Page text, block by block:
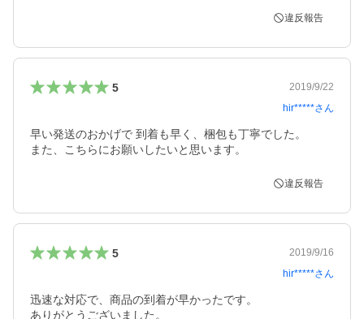
違反報告
5
2019/9/22
hir*****さん
早い発送のおかげで 到着も早く、梱包も丁寧でした。
また、こちらにお願いしたいと思います。
違反報告
5
2019/9/16
hir*****さん
迅速な対応で、商品の到着が早かったです。
ありがとうございました。